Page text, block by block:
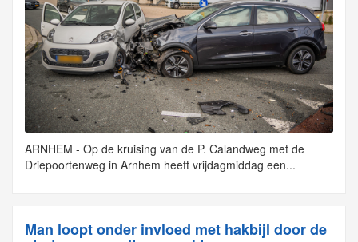
ARNHEM - Op de kruising van de P. Calandweg met de
Driepoortenweg in Arnhem heeft vrijdagmiddag een...
Man loopt onder invloed met hakbijl door de